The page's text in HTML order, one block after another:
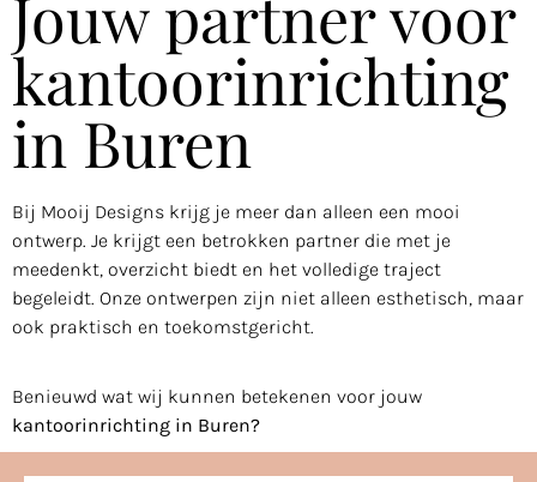
Jouw partner voor
kantoorinrichting
in Buren
Bij Mooij Designs krijg je meer dan alleen een mooi
ontwerp. Je krijgt een betrokken partner die met je
meedenkt, overzicht biedt en het volledige traject
begeleidt. Onze ontwerpen zijn niet alleen esthetisch, maar
ook praktisch en toekomstgericht.
Benieuwd wat wij kunnen betekenen voor jouw
kantoorinrichting in Buren?